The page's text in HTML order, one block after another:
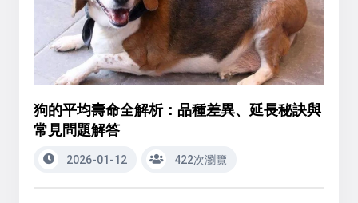
狗的平均壽命全解析：品種差異、延長秘訣與
常見問題解答
2026-01-12 422次瀏覽